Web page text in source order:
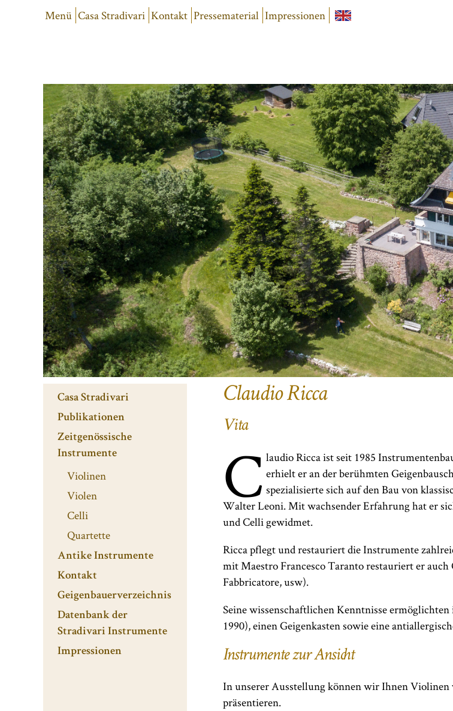
Menü Casa Stradivari Kontakt Pressematerial Impressionen
Casa Stradivari
Publikationen
Zeitgenössische
Instrumente
Violinen
Violen
Celli
Quartette
Antike Instrumente
Kontakt
Geigenbauerverzeichnis
Datenbank der
Stradivari Instrumente
Impressionen
Claudio Ricca
Vita
C laudio Ricca ist seit 1985
erhielt er an der berühmten
spezialisierte sich auf den Bau von
Walter Leoni. Mit wachsender Erfahrung hat er
und Celli gewidmet.
Ricca pflegt und restauriert die Instrumente
mit Maestro Francesco Taranto restauriert er
Fabbricatore, usw).
Seine wissenschaftlichen Kenntnisse
1990), einen Geigenkasten sowie eine
Instrumente zur Ansicht
In unserer Ausstellung können wir Ihnen Violinen
präsentieren.